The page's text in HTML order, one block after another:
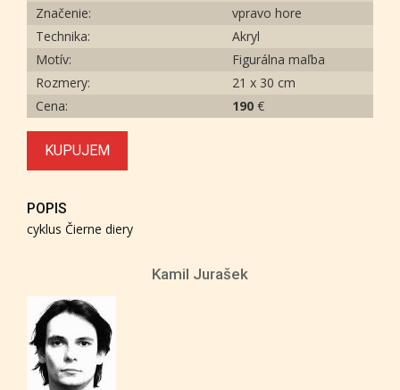
Značenie:
vpravo hore
Technika:
Akryl
Motív:
Figurálna maľba
Rozmery:
21 x 30 cm
Cena:
190 €
KUPUJEM
POPIS
cyklus Čierne diery
Kamil Jurašek